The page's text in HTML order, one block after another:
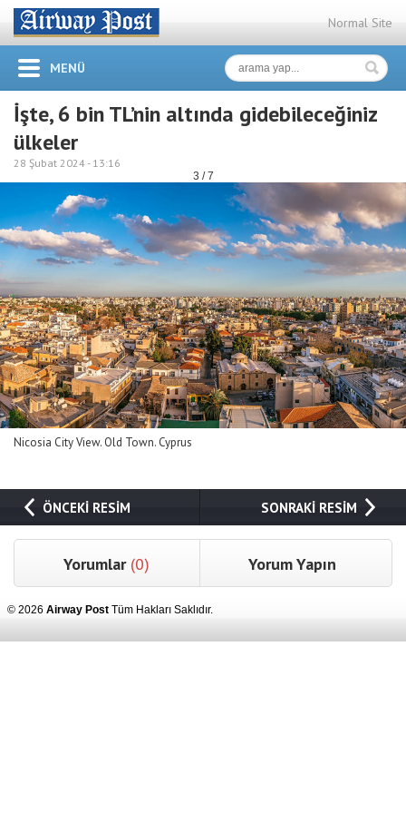
Normal Site
MENÜ
İşte, 6 bin TL’nin altında gidebileceğiniz
ülkeler
28 Şubat 2024 - 13:16
3 / 7
Nicosia City View. Old Town. Cyprus
ÖNCEKİ RESİM SONRAKİ RESİM
Yorumlar (0) Yorum Yapın
© 2026 Airway Post Tüm Hakları Saklıdır.